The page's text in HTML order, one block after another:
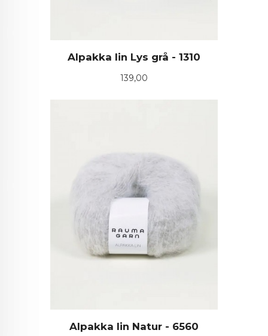
Alpakka lin Lys grå - 1310
Pris
139,00
Alpakka lin Natur - 6560